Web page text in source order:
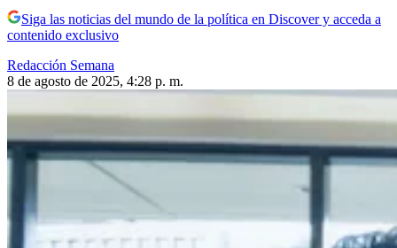
Siga las noticias del mundo de la política en Discover y acceda a
contenido exclusivo
Redacción Semana
8 de agosto de 2025, 4:28 p. m.